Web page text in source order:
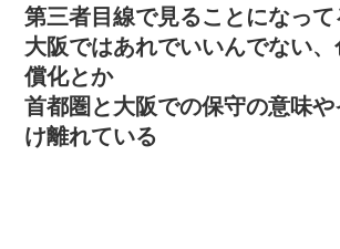
第三者目線で見ることになっ
大阪ではあれでいいんでない
償化とか
首都圏と大阪での保守の意味
け離れている